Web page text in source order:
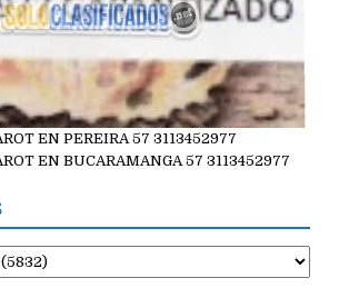
EN PEREIRA 57 3113452977
EN BUCARAMANGA 57 3113452977